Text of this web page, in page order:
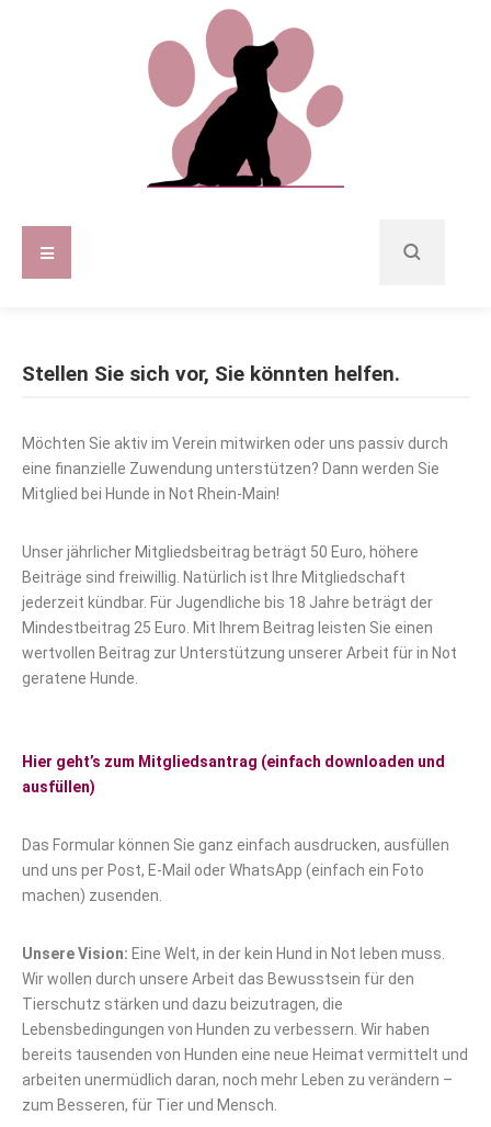
Stellen Sie sich vor, Sie könnten helfen.
Möchten Sie aktiv im Verein mitwirken oder uns passiv durch
eine finanzielle Zuwendung unterstützen? Dann werden Sie
Mitglied bei Hunde in Not Rhein-Main!
Unser jährlicher Mitgliedsbeitrag beträgt 50 Euro, höhere
Beiträge sind freiwillig. Natürlich ist Ihre Mitgliedschaft
jederzeit kündbar. Für Jugendliche bis 18 Jahre beträgt der
Mindestbeitrag 25 Euro. Mit Ihrem Beitrag leisten Sie einen
wertvollen Beitrag zur Unterstützung unserer Arbeit für in Not
geratene Hunde.
Hier geht’s zum Mitgliedsantrag (einfach downloaden und
ausfüllen)
Das Formular können Sie ganz einfach ausdrucken, ausfüllen
und uns per Post, E-Mail oder WhatsApp (einfach ein Foto
machen) zusenden.
Unsere Vision: Eine Welt, in der kein Hund in Not leben muss.
Wir wollen durch unsere Arbeit das Bewusstsein für den
Tierschutz stärken und dazu beizutragen, die
Lebensbedingungen von Hunden zu verbessern. Wir haben
bereits tausenden von Hunden eine neue Heimat vermittelt und
arbeiten unermüdlich daran, noch mehr Leben zu verändern –
zum Besseren, für Tier und Mensch.